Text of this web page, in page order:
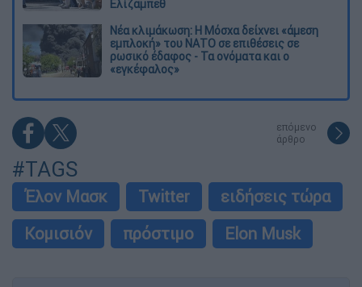
Ελίζαμπεθ
Νέα κλιμάκωση: Η Μόσχα δείχνει «άμεση
εμπλοκή» του ΝΑΤΟ σε επιθέσεις σε
ρωσικό έδαφος - Τα ονόματα και ο
«εγκέφαλος»
επόμενο
άρθρο
#TAGS
Έλον Μασκ Twitter
ειδήσεις τώρα
Κομισιόν
πρόστιμο Elon Musk